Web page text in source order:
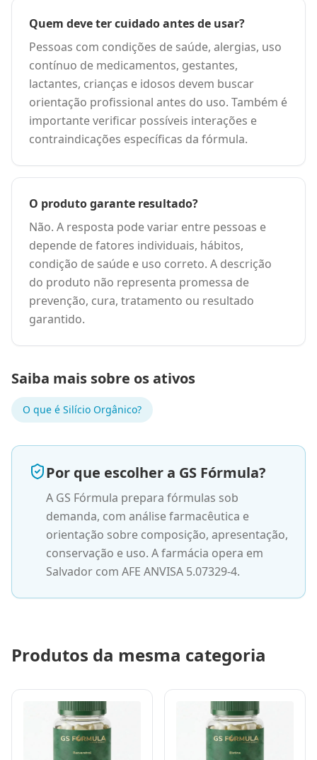
Quem deve ter cuidado antes de usar?
Pessoas com condições de saúde, alergias, uso
contínuo de medicamentos, gestantes,
lactantes, crianças e idosos devem buscar
orientação profissional antes do uso. Também é
importante verificar possíveis interações e
contraindicações específicas da fórmula.
O produto garante resultado?
Não. A resposta pode variar entre pessoas e
depende de fatores individuais, hábitos,
condição de saúde e uso correto. A descrição
do produto não representa promessa de
prevenção, cura, tratamento ou resultado
garantido.
Saiba mais sobre os ativos
O que é Silício Orgânico?
Por que escolher a GS Fórmula?
A GS Fórmula prepara fórmulas sob
demanda, com análise farmacêutica e
orientação sobre composição, apresentação,
conservação e uso. A farmácia opera em
Salvador com AFE ANVISA 5.07329-4.
Produtos da mesma categoria